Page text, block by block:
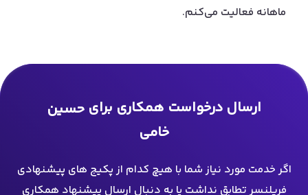
ماهانه فعالیت می‌کنم.
ارسال درخواست همکاری برای حسین
خامی
اگر خدمت مورد نیاز شما با هیچ کدام از پکیج های پیشنهادی
فریلنسر تطابق نداشت یا به دنبال ارسال پیشنهاد همکاری